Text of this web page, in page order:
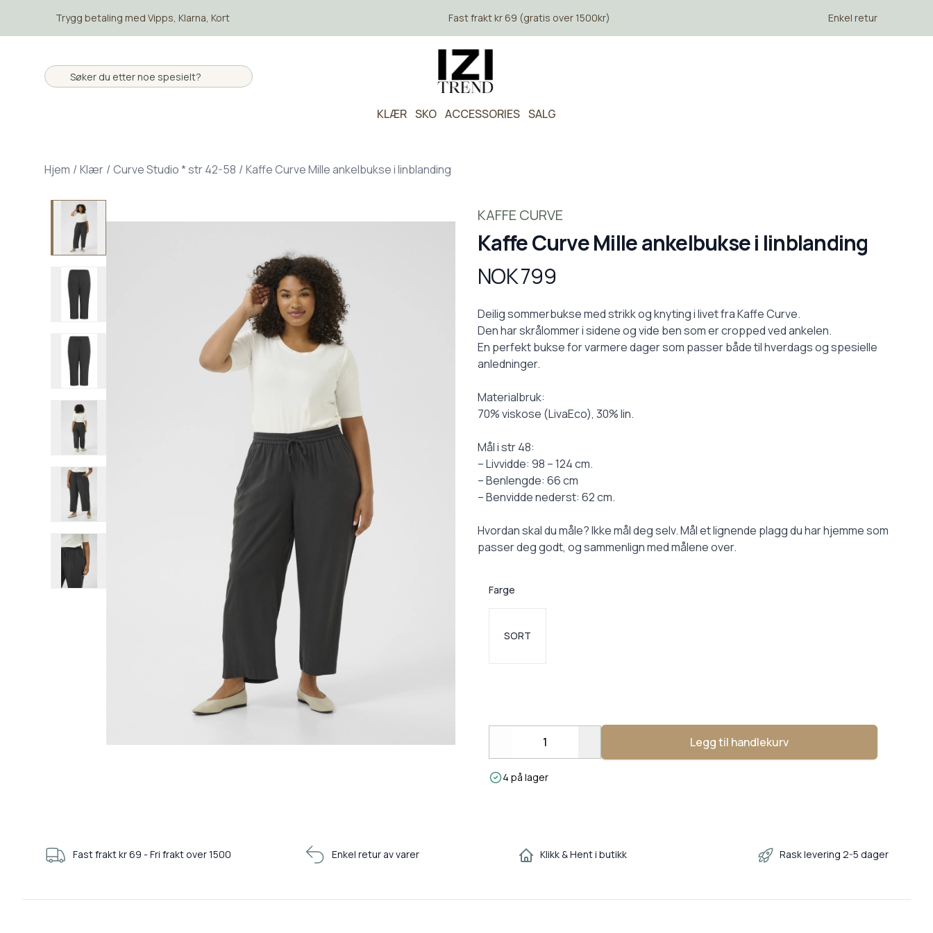
Trygg betaling med Vipps, Klarna, Kort Fast frakt kr 69 (gratis over 1500kr) Enkel retur
KLÆR SKO ACCESSORIES SALG
Hjem / Klær / Curve Studio * str 42-58 / Kaffe Curve Mille ankelbukse i linblanding
KAFFE CURVE
Kaffe Curve Mille ankelbukse i linblanding
Produktdetaljer
NOK 799
Description
Deilig sommerbukse med strikk og knyting i livet fra Kaffe Curve.
Den har skrålommer i sidene og vide ben som er cropped ved ankelen.
En perfekt bukse for varmere dager som passer både til hverdags og spesielle
anledninger.
Materialbruk:
70% viskose (LivaEco), 30% lin.
Mål i str 48:
– Livvidde: 98 – 124 cm.
– Benlengde: 66 cm
– Benvidde nederst: 62 cm.
Hvordan skal du måle? Ikke mål deg selv. Mål et lignende plagg du har hjemme som
passer deg godt, og sammenlign med målene over.
Farge
Velg en Farge
SORT
Decrease Legg til handlekurv
4 på lager
Fast frakt kr 69 - Fri frakt over 1500 Enkel retur av varer Klikk & Hent i butikk Rask levering 2-5 dager